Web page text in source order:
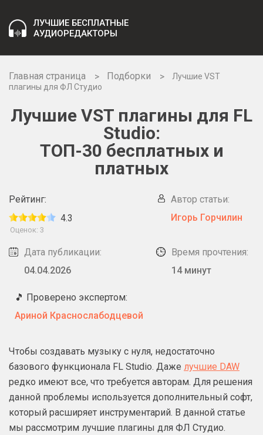
ЛУЧШИЕ БЕСПЛАТНЫЕ
АУДИОРЕДАКТОРЫ
Главная страница Подборки
Лучшие VST
плагины для ФЛ Студио
Лучшие VST плагины для FL
Studio:
ТОП-30 бесплатных и
платных
Рейтинг:
4.3
Оценок: 3
Автор статьи:
Игорь Горчилин
Дата публикации:
04.04.2026
Время прочтения:
14 минут
🎵 Проверено экспертом:
Ариной Краснослабодцевой
Чтобы создавать музыку с нуля, недостаточно
базового функционала FL Studio. Даже лучшие DAW
редко имеют все, что требуется авторам. Для решения
данной проблемы используется дополнительный софт,
который расширяет инструментарий. В данной статье
мы рассмотрим лучшие плагины для ФЛ Студио.